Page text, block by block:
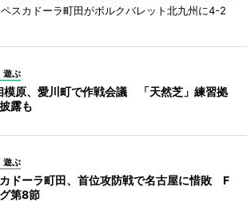
スカドーラ町田がボルクバレット北九州に4-2
遊ぶ
模原、愛川町で作戦会議 「天然芝」練習拠
露も
遊ぶ
ドーラ町田、首位攻防戦で名古屋に惜敗 F
第8節